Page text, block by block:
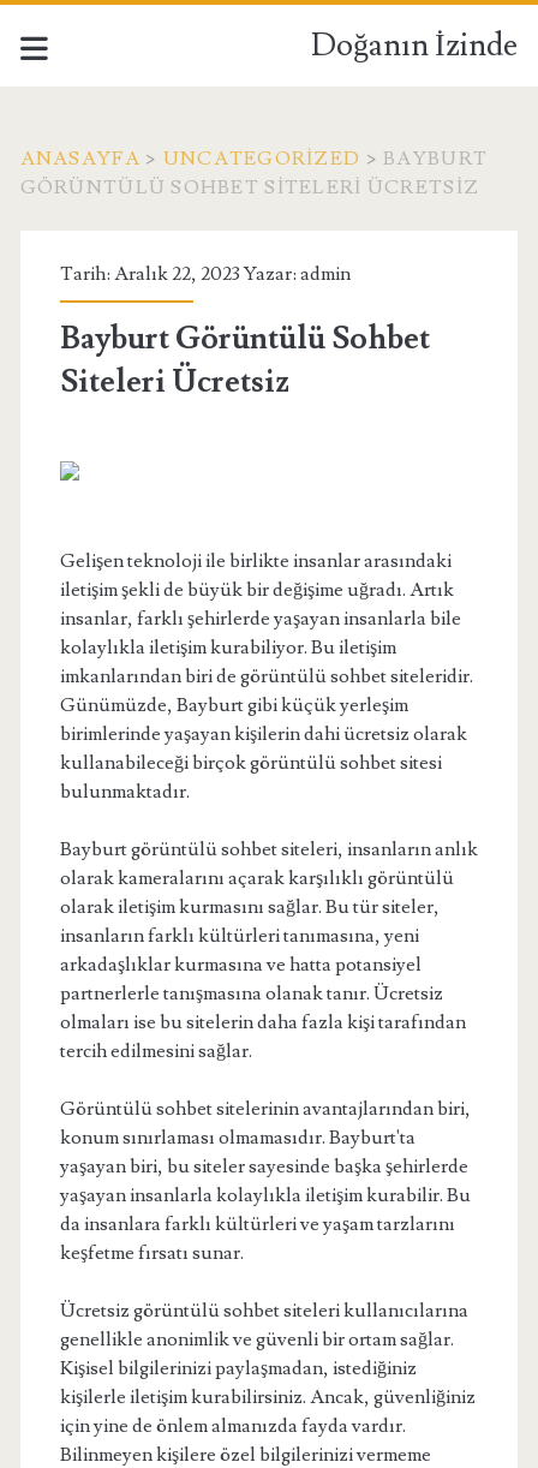
Doğanın İzinde
ANASAYFA > UNCATEGORIZED >BAYBURT
GÖRÜNTÜLÜ SOHBET SITELERI ÜCRETSIZ
Tarih: Aralık 22, 2023 Yazar: admin
Bayburt Görüntülü Sohbet
Siteleri Ücretsiz
Gelişen teknoloji ile birlikte insanlar arasındaki
iletişim şekli de büyük bir değişime uğradı. Artık
insanlar, farklı şehirlerde yaşayan insanlarla bile
kolaylıkla iletişim kurabiliyor. Bu iletişim
imkanlarından biri de görüntülü sohbet siteleridir.
Günümüzde, Bayburt gibi küçük yerleşim
birimlerinde yaşayan kişilerin dahi ücretsiz olarak
kullanabileceği birçok görüntülü sohbet sitesi
bulunmaktadır.
Bayburt görüntülü sohbet siteleri, insanların anlık
olarak kameralarını açarak karşılıklı görüntülü
olarak iletişim kurmasını sağlar. Bu tür siteler,
insanların farklı kültürleri tanımasına, yeni
arkadaşlıklar kurmasına ve hatta potansiyel
partnerlerle tanışmasına olanak tanır. Ücretsiz
olmaları ise bu sitelerin daha fazla kişi tarafından
tercih edilmesini sağlar.
Görüntülü sohbet sitelerinin avantajlarından biri,
konum sınırlaması olmamasıdır. Bayburt'ta
yaşayan biri, bu siteler sayesinde başka şehirlerde
yaşayan insanlarla kolaylıkla iletişim kurabilir. Bu
da insanlara farklı kültürleri ve yaşam tarzlarını
keşfetme fırsatı sunar.
Ücretsiz görüntülü sohbet siteleri kullanıcılarına
genellikle anonimlik ve güvenli bir ortam sağlar.
Kişisel bilgilerinizi paylaşmadan, istediğiniz
kişilerle iletişim kurabilirsiniz. Ancak, güvenliğiniz
için yine de önlem almanızda fayda vardır.
Bilinmeyen kişilere özel bilgilerinizi vermeme